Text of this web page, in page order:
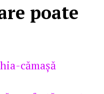
poate
cămaşă